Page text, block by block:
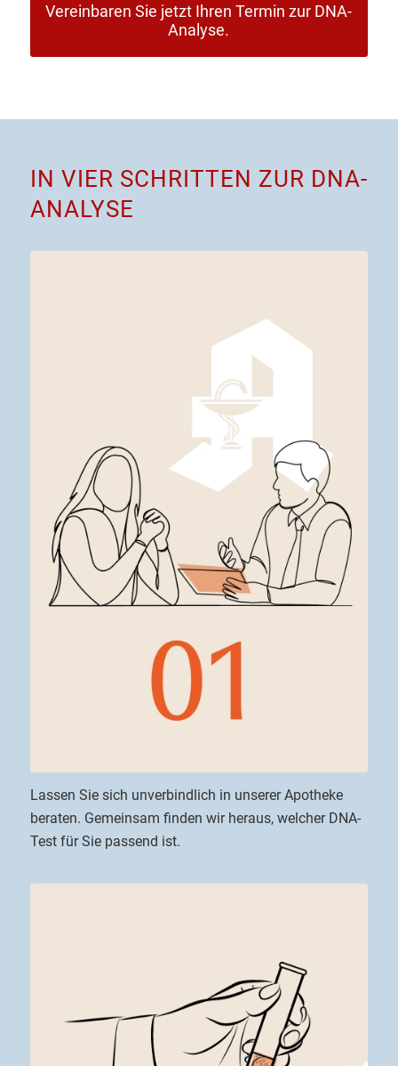
Vereinbaren Sie jetzt Ihren Termin zur DNA-
Analyse.
IN VIER SCHRITTEN ZUR DNA-
ANALYSE
Lassen Sie sich unverbindlich in unserer Apotheke
beraten. Gemeinsam finden wir heraus, welcher DNA-
Test für Sie passend ist.